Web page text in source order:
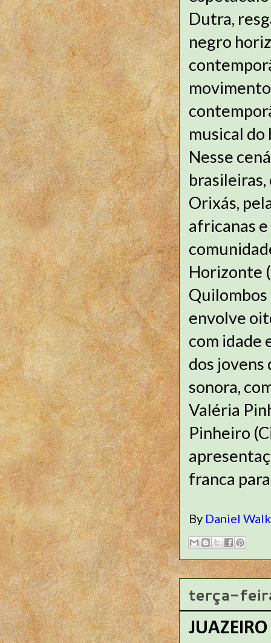
Dutra,
negro
musical do
Nesse
Orixás,
africanas
Horizonte
Quilombos
envolve
com idade
dos
sonora,
Valéria
Pinheiro
franca
By Daniel
terça-